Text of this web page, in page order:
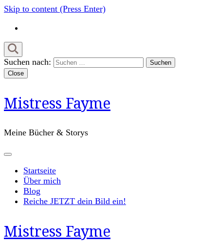
Skip to content (Press Enter)
Suchen nach:
Close
Mistress Fayme
Meine Bücher & Storys
Startseite
Über mich
Blog
Reiche JETZT dein Bild ein!
Mistress Fayme